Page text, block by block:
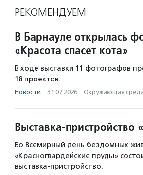
РЕКОМЕНДУЕМ
В Барнауле открылась
«Красота спасет кота»
В ходе выставки 11 фотографов
18 проектов.
Новости · 31.07.2026 · Окружающая среда
Выставка-пристройство
Во Всемирный день бездомных
«Красногвардейские пруды»
выставка-пристройство.